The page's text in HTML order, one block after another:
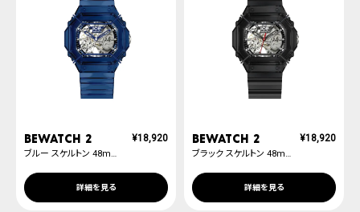
BEWATCH 2
ブルー スケルトン 48mm オート
¥18,920
詳細を見る
BEWATCH 2
ブラック スケルトン 48mm オート
¥18,920
詳細を見る